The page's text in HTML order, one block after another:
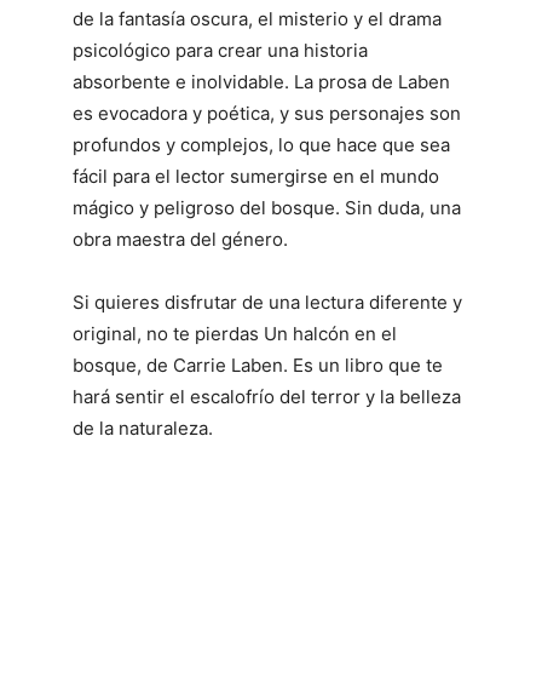
de la fantasía oscura, el misterio y el drama
psicológico para crear una historia
absorbente e inolvidable. La prosa de Laben
es evocadora y poética, y sus personajes son
profundos y complejos, lo que hace que sea
fácil para el lector sumergirse en el mundo
mágico y peligroso del bosque. Sin duda, una
obra maestra del género.
Si quieres disfrutar de una lectura diferente y
original, no te pierdas Un halcón en el
bosque, de Carrie Laben. Es un libro que te
hará sentir el escalofrío del terror y la belleza
de la naturaleza.